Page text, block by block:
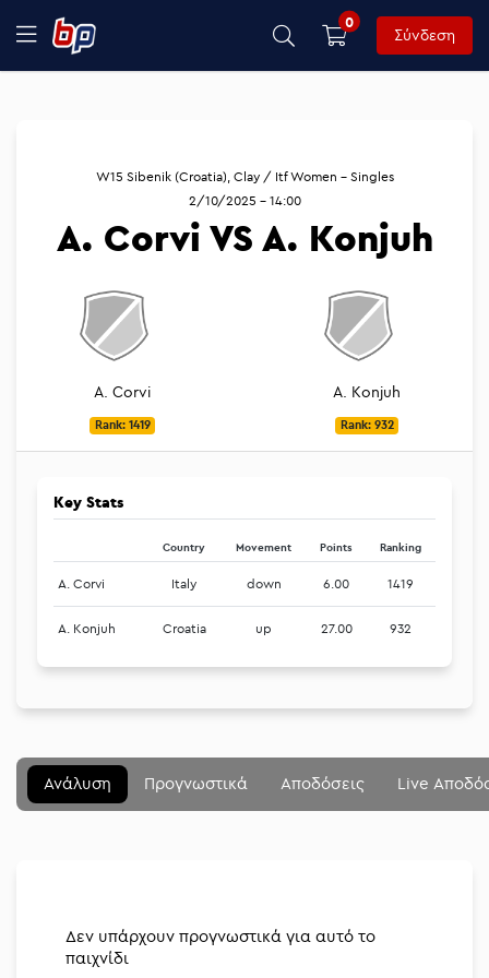
0
Σύνδεση
A. Corvi
Rank: 1419
W15 Sibenik (Croatia), Clay / Itf Women - Singles
2/10/2025 - 14:00
A. Corvi VS A. Konjuh
A. Konjuh
Rank: 932
Key Stats
Country Movement Points Ranking
A. Corvi Italy down 6.00 1419
A. Konjuh Croatia up 27.00 932
Ανάλυση Προγνωστικά Αποδόσεις Live
Δεν υπάρχουν προγνωστικά για αυτό το
παιχνίδι
Μενού
Betting community
Διοργανώσεις